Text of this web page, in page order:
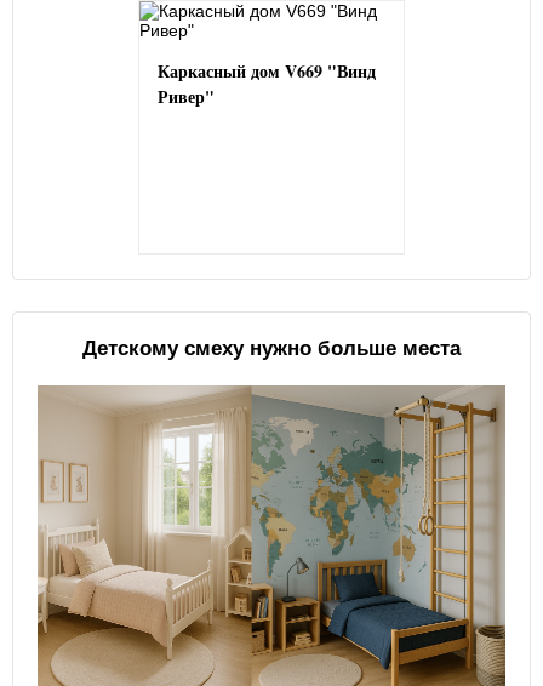
Каркасный дом V669 "Винд
Ривер"
Детскому смеху нужно больше места